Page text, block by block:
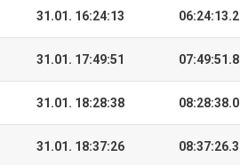
31.01. 16:24:13 06:24:13.2
31.01. 17:49:51 07:49:51.8
31.01. 18:28:38 08:28:38.0
31.01. 18:37:26 08:37:26.3